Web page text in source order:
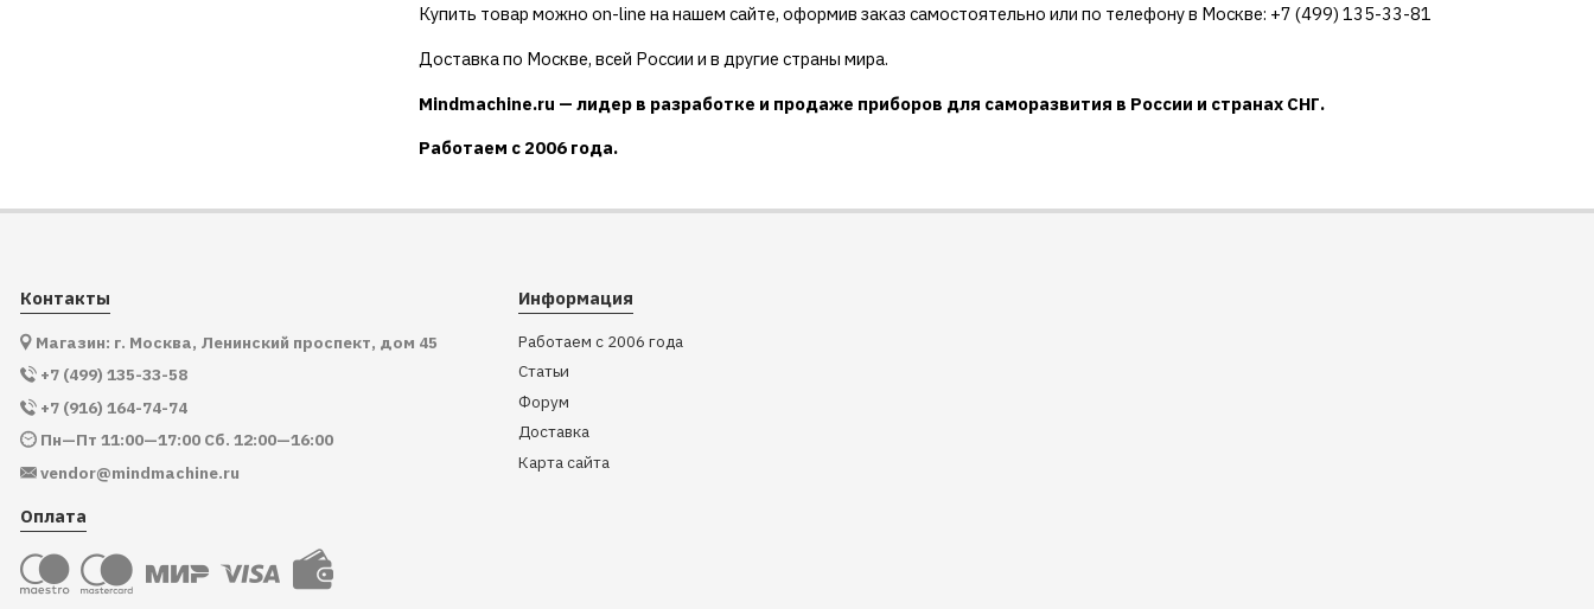
Купить товар можно on-line на нашем сайте, оформив заказ самостоятельно или по телефону в Москве: +7 (499) 135-33-81
Доставка по Москве, всей России и в другие страны мира.
Mindmachine.ru — лидер в разработке и продаже приборов для саморазвития в России и странах СНГ.
Работаем с 2006 года.
Контакты
Магазин: г. Москва, Ленинский проспект, дом 45
+7 (499) 135-33-58
+7 (916) 164-74-74
Пн—Пт 11:00—17:00 Сб. 12:00—16:00
vendor@mindmachine.ru
Оплата
Информация
Работаем с 2006 года
Статьи
Форум
Доставка
Карта сайта